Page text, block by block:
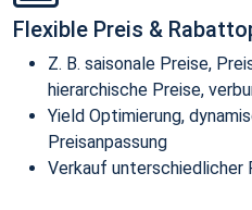
Flexible Preis &
Z. B. saisonale Preise,
hierarchische Preise,
Yield Optimierung,
Preisanpassung
Verkauf unterschiedlicher